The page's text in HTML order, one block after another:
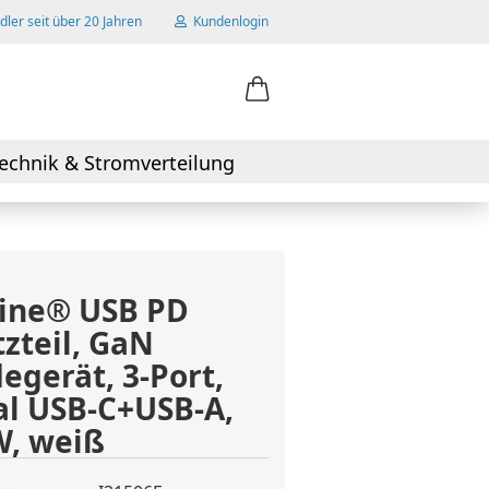
seit über 20 Jahren Kundenlogin
vergessen?
& Stromverteilung
USB PD
GaN
3-Port,
USB-C+USB-A,
weiß